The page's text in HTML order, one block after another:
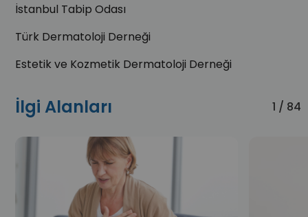
İstanbul Tabip Odası
Türk Dermatoloji Derneği
Estetik ve Kozmetik Dermatoloji Derneği
İlgi Alanları 1 / 84